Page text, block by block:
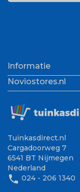
Informatie
Noviostores.nl
Tuinkasdirect.nl
Cargadoorweg 7
6541 BT Nijmegen
Nederland
phone 024 - 206 1340